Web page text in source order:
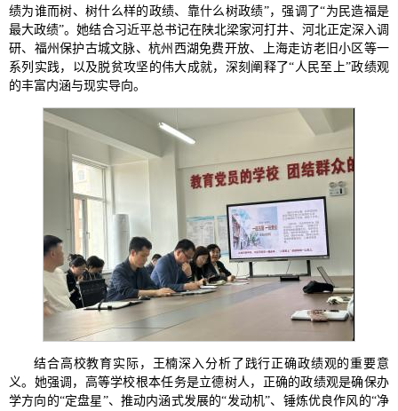
绩为谁而树、树什么样的政绩、靠什么树政绩”，强调了“为民造福是
最大政绩”。她结合习近平总书记在陕北梁家河打井、河北正定深入调
研、福州保护古城文脉、杭州西湖免费开放、上海走访老旧小区等一
系列实践，以及脱贫攻坚的伟大成就，深刻阐释了“人民至上”政绩观
的丰富内涵与现实导向。
结合高校教育实际，王楠深入分析了践行正确政绩观的重要意
义。她强调，高等学校根本任务是立德树人，正确的政绩观是确保办
学方向的“定盘星”、推动内涵式发展的“发动机”、锤炼优良作风的“净